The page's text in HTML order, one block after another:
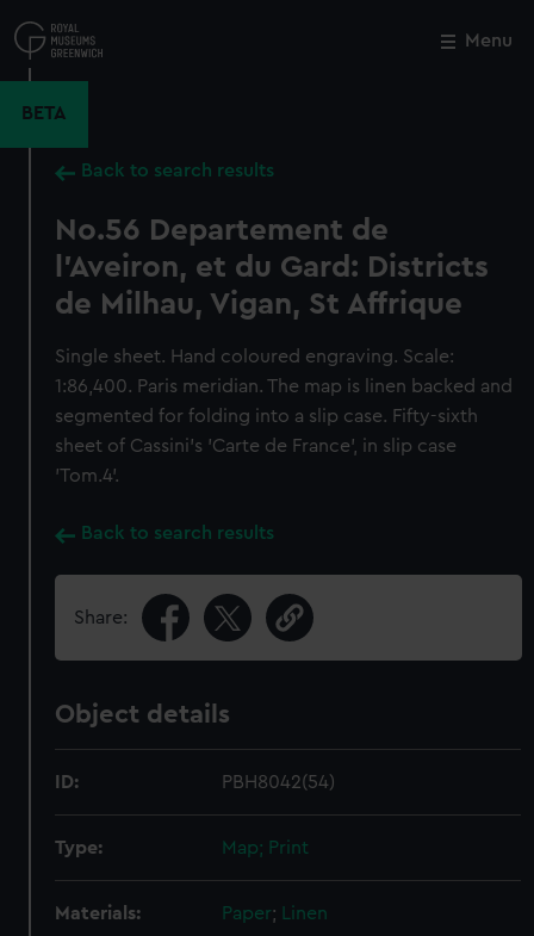
to
main
Menu
BETA
Back to search results
No.56 Departement de
l'Aveiron, et du Gard: Districts
de Milhau, Vigan, St Affrique
Single sheet. Hand coloured engraving. Scale:
1:86,400. Paris meridian. The map is linen backed and
segmented for folding into a slip case. Fifty-sixth
sheet of Cassini's 'Carte de France', in slip case
'Tom.4'.
Back to search results
Share:
Object details
ID: PBH8042(54)
Type: Map; Print
Materials: Paper; Linen
Close